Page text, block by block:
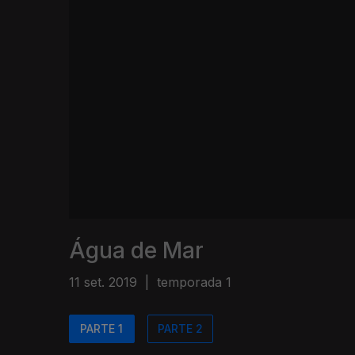
Água de Mar
11 set. 2019 temporada 1
PARTE 1 PARTE 2